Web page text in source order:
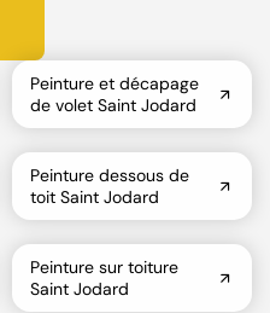
Peinture et décapage
de volet Saint Jodard
Peinture dessous de
toit Saint Jodard
Peinture sur toiture
Saint Jodard